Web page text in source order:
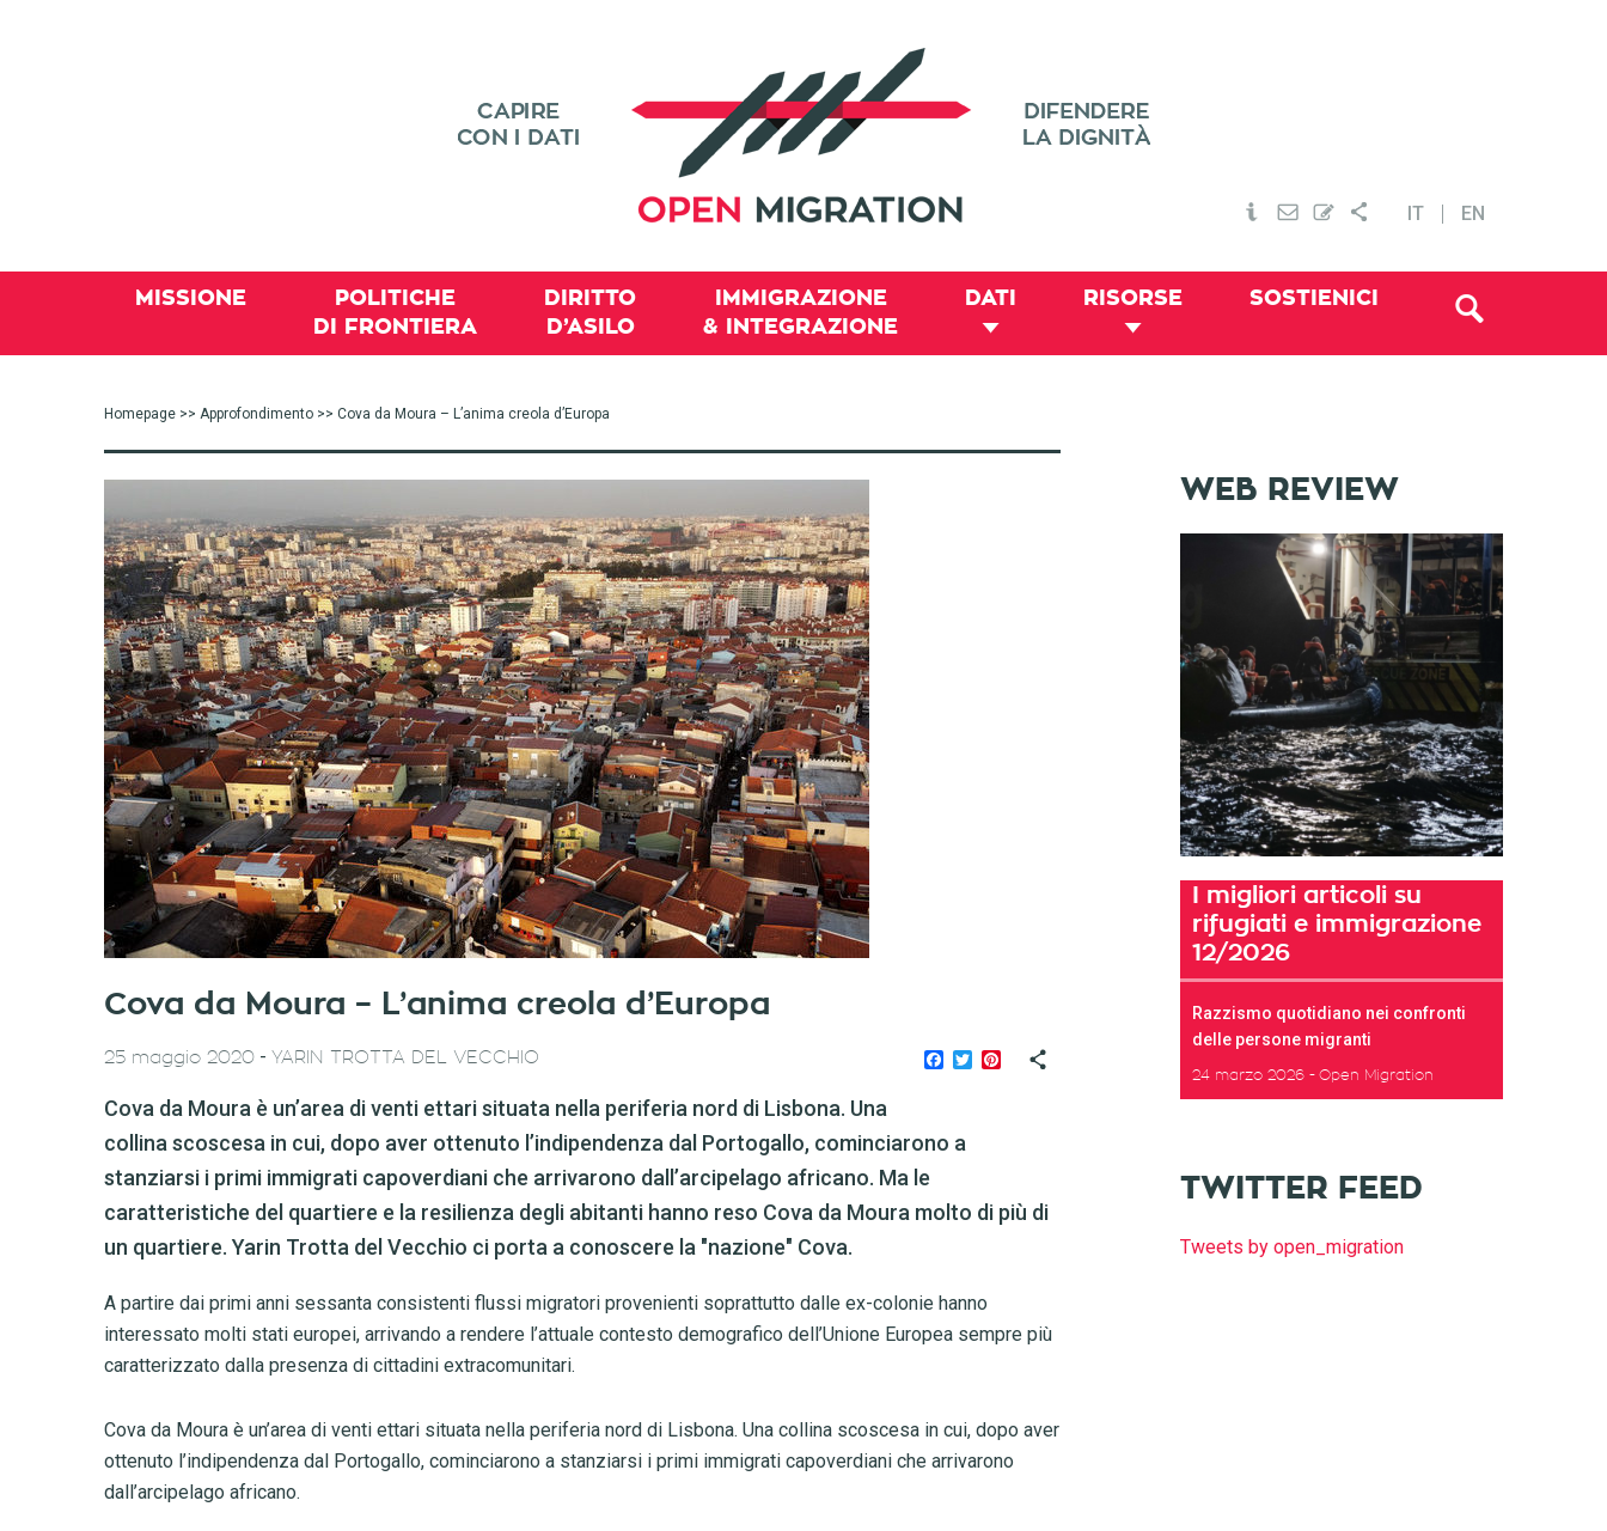
IT EN
MISSIONE
POLITICHE
DI FRONTIERA
DIRITTO
D’ASILO
IMMIGRAZIONE
& INTEGRAZIONE
DATI RISORSE SOSTIENICI
Homepage >> Approfondimento >> Cova da Moura – L’anima creola d’Europa
Cova da Moura – L’anima creola d’Europa
Facebook
TwitterPinterest
25 maggio 2020 - YARIN TROTTA DEL VECCHIO
Cova da Moura è un’area di venti ettari situata nella periferia nord di Lisbona. Una
collina scoscesa in cui, dopo aver ottenuto l’indipendenza dal Portogallo, cominciarono a
stanziarsi i primi immigrati capoverdiani che arrivarono dall’arcipelago africano. Ma le
caratteristiche del quartiere e la resilienza degli abitanti hanno reso Cova da Moura molto di più di
un quartiere. Yarin Trotta del Vecchio ci porta a conoscere la "nazione" Cova.
A partire dai primi anni sessanta consistenti flussi migratori provenienti soprattutto dalle ex-colonie hanno
interessato molti stati europei, arrivando a rendere l’attuale contesto demografico dell’Unione Europea sempre più
caratterizzato dalla presenza di cittadini extracomunitari.
Cova da Moura è un’area di venti ettari situata nella periferia nord di Lisbona. Una collina scoscesa in cui, dopo aver
ottenuto l’indipendenza dal Portogallo, cominciarono a stanziarsi i primi immigrati capoverdiani che arrivarono
dall’arcipelago africano.
WEB REVIEW
I migliori articoli su
rifugiati e immigrazione
12/2026
Razzismo quotidiano nei confronti
delle persone migranti
24 marzo 2026 Open Migration
TWITTER FEED
Tweets by open_migration